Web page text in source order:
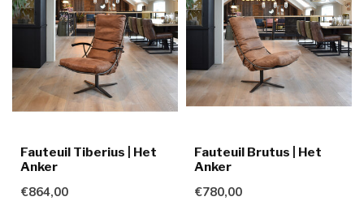
Fauteuil Tiberius | Het
Anker
€864,00
Fauteuil Brutus | Het
Anker
€780,00